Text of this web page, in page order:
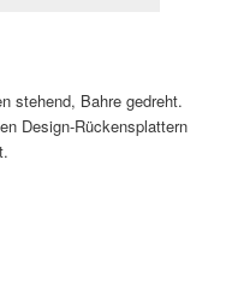
stehend, Bahre gedreht.
Design-Rückensplattern